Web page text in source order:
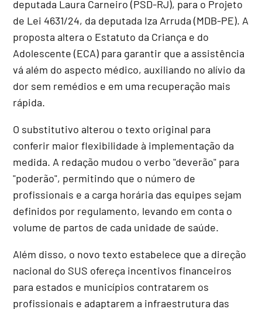
deputada Laura Carneiro (PSD-RJ), para o Projeto
de Lei 4631/24, da deputada Iza Arruda (MDB-PE). A
proposta altera o Estatuto da Criança e do
Adolescente (ECA) para garantir que a assistência
vá além do aspecto médico, auxiliando no alívio da
dor sem remédios e em uma recuperação mais
rápida.
O substitutivo alterou o texto original para
conferir maior flexibilidade à implementação da
medida. A redação mudou o verbo "deverão" para
"poderão", permitindo que o número de
profissionais e a carga horária das equipes sejam
definidos por regulamento, levando em conta o
volume de partos de cada unidade de saúde.
Além disso, o novo texto estabelece que a direção
nacional do SUS ofereça incentivos financeiros
para estados e municípios contratarem os
profissionais e adaptarem a infraestrutura das